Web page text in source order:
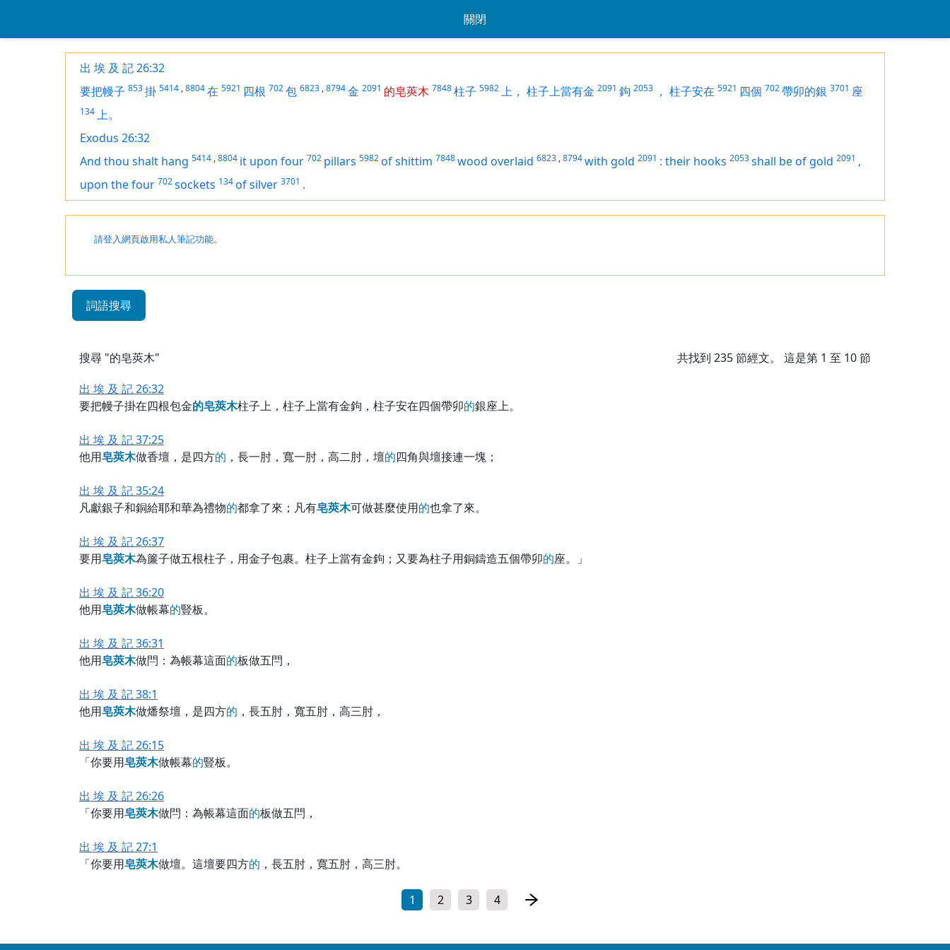
關閉
出 埃 及 記 26:32
要把幔子 853掛 5414 ,8804在 5921 四根 702包 6823 ,8794金 2091 的皂莢木 7848柱子 5982上， 柱子上當有金 2091 鉤 2053 ， 柱子安在 5921 四個 702帶卯的銀 3701 座
134上。
Exodus 26:32
And thou shalt hang 5414 ,8804 it upon four 702 pillars 5982of shittim 7848wood overlaid 6823 ,8794with gold 2091 : their hooks 2053shall be of gold 2091 ,
upon the four 702sockets 134of silver 3701 .
請登入網頁啟用私人筆記功能。
詞語搜尋
搜尋 "的皂莢木" 共找到 235節經文。 這是第 1 至 10 節
出 埃 及 記 26:32
要把幔子掛在四根包金的皂莢木柱子上，柱子上當有金鉤，柱子安在四個帶卯的銀座上。
出 埃 及 記 37:25
他用皂莢木做香壇，是四方的 ，長一肘，寬一肘，高二肘，壇的四角與壇接連一塊；
出 埃 及 記 35:24
凡獻銀子和銅給耶和華為禮物的都拿了來；凡有皂莢木可做甚麼使用的也拿了來。
出 埃 及 記 26:37
要用皂莢木為簾子做五根柱子，用金子包裹。柱子上當有金鉤；又要為柱子用銅鑄造五個帶卯的座。」
出 埃 及 記 36:20
他用皂莢木做帳幕的豎板。
出 埃 及 記 36:31
他用皂莢木做閂：為帳幕這面的板做五閂，
出 埃 及 記 38:1
他用皂莢木做燔祭壇，是四方的 ，長五肘，寬五肘，高三肘，
出 埃 及 記 26:15
「你要用皂莢木做帳幕的豎板。
出 埃 及 記 26:26
「你要用皂莢木做閂：為帳幕這面的板做五閂，
出 埃 及 記 27:1
「你要用皂莢木做壇。這壇要四方的 ，長五肘，寬五肘，高三肘。
1 2 3 4